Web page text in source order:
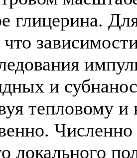
глицерина.
и
тепловому
локального